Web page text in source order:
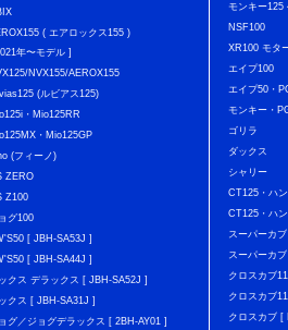
( エアロックス155 )
年〜モデル ]
NVX155/AEROX155
(ルビアス125)
・Mio125RR
・Mio125GP
(フィーノ)
ZERO
Z100
グ100
[ JBH-SA53J ]
[ JBH-SA44J ]
クス デラックス [ JBH-SA52J ]
クス [ JBH-SA31J ]
グ／ジョグデラックス [ 2BH-AY01 ]
モンキー125
NSF100
XR100 モタ
エイプ100
エイプ50・
モンキー・
ゴリラ
ダックス
シャリー
CT125・ハ
CT125・ハ
スーパーカ
スーパーカ
クロスカブ
クロスカブ
クロスカブ [